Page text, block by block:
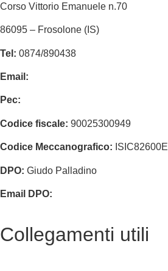
Corso Vittorio Emanuele n.70
86095 – Frosolone (IS)
Tel: 0874/890438
Email:
Pec:
Codice fiscale: 90025300949
Codice Meccanografico: ISIC82600E
DPO: Giudo Palladino
Email DPO:
Collegamenti utili